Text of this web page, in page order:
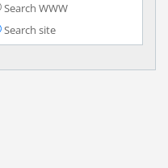
Search WWW
Search site